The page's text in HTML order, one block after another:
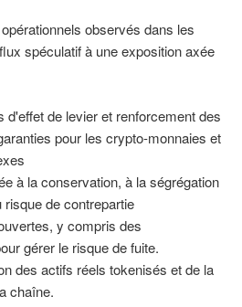
observés dans les
spéculatif à une exposition axée
d'effet de levier et renforcement des
pour les crypto-monnaies et
à la conservation, à la ségrégation
de contrepartie
y compris des
gérer le risque de fuite.
des actifs réels tokenisés et de la
chaîne.